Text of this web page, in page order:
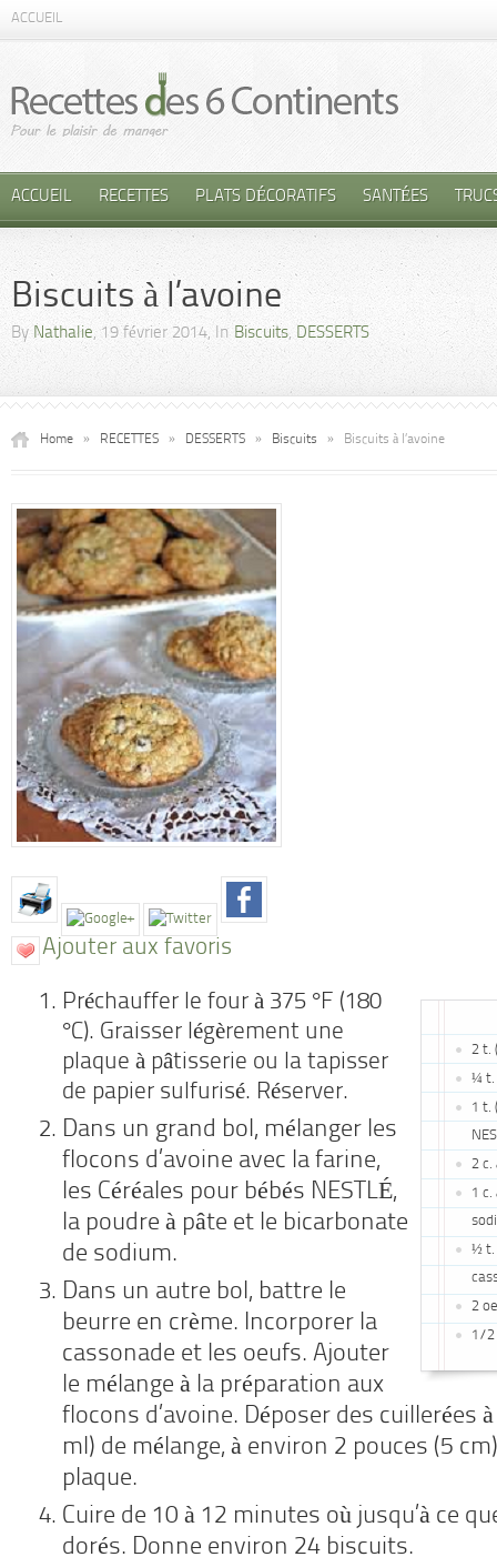
ACCUEIL
ACCUEIL RECETTES PLATS DÉCORATIFS SANTÉES
Biscuits à l’avoine
By Nathalie, 19 février 2014, In Biscuits, DESSERTS
Home » RECETTES » DESSERTS » Biscuits » Biscuits à l’avoine
Ajouter aux favoris
2 t.
¼ t.
1 t.
2 c.
1 c.
½ t.
2
1/2
Préchauffer le four à 375 °F (180
°C). Graisser légèrement une
plaque à pâtisserie ou la tapisser
de papier sulfurisé. Réserver.
Dans un grand bol, mélanger les
flocons d’avoine avec la farine,
les Céréales pour bébés NESTLÉ,
la poudre à pâte et le bicarbonate
de sodium.
Dans un autre bol, battre le
beurre en crème. Incorporer la
cassonade et les oeufs. Ajouter
le mélange à la préparation aux
flocons d’avoine. Déposer des cuillerées
ml) de mélange, à environ 2 pouces (5
plaque.
Cuire de 10 à 12 minutes où jusqu’à ce
dorés. Donne environ 24 biscuits.